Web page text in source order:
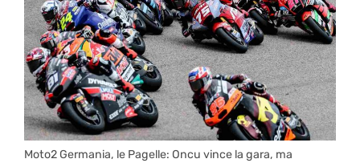
Moto2 Germania, le Pagelle: Oncu vince la gara, ma